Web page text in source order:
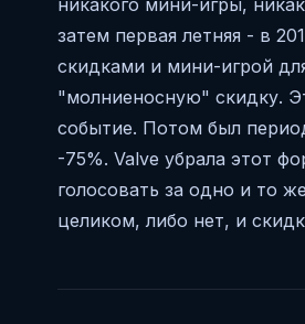
никакого мини-игры,
затем первая летняя - в
скидками и мини-игрой
"молниеносную" скидку.
событие. Потом был
-75%. Valve убрала этот
голосовать за одно и то
целиком, либо нет, и